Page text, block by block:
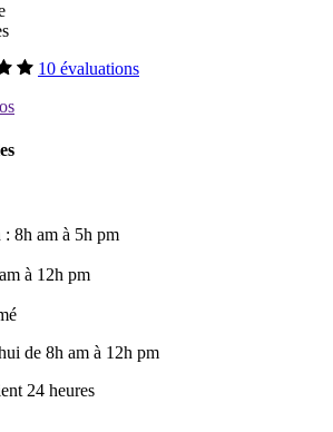
10 évaluations
8h am à 5h pm
à 12h pm
de 8h am à 12h pm
24 heures